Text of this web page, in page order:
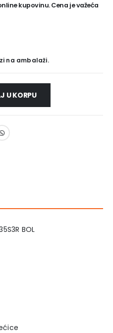
kupovinu. Cena je važeća
na ambalaži.
U KORPU
BOL